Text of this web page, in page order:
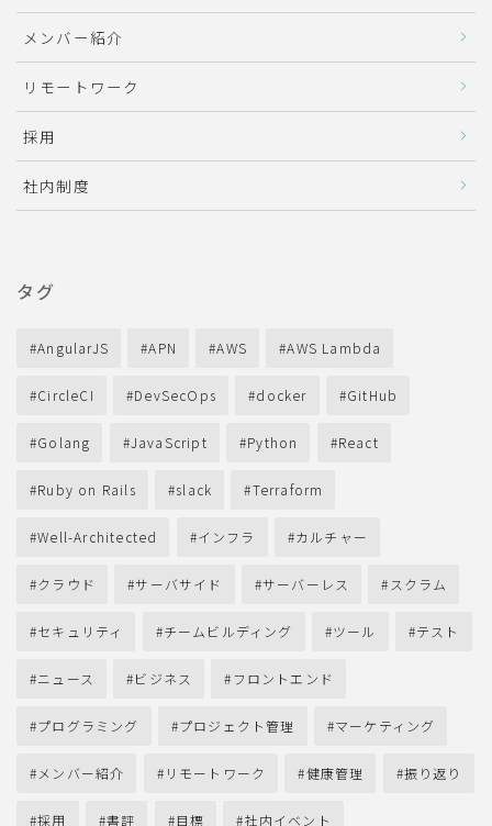
メンバー紹介
リモートワーク
採用
社内制度
タグ
AngularJS APN AWS AWS Lambda
CircleCI DevSecOps docker GitHub
Golang JavaScript Python React
Ruby on Rails slack Terraform
Well-Architected インフラ カルチャー
クラウド サーバサイド サーバーレス スクラム
セキュリティ チームビルディング ツール テスト
ニュース ビジネス フロントエンド
プログラミング プロジェクト管理 マーケティング
メンバー紹介 リモートワーク 健康管理 振り返り
採用 書評 目標 社内イベント